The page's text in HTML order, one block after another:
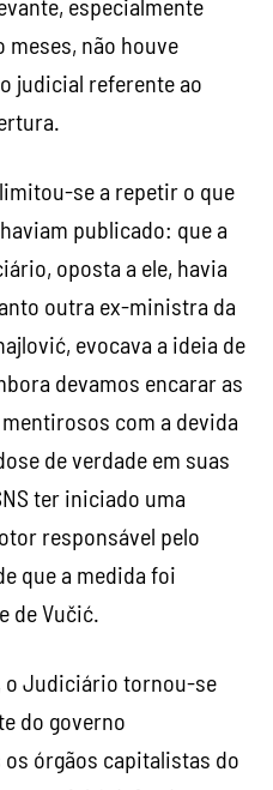
especialmente
não houve
judicial referente ao
se a repetir o que
publicado: que a
oposta a ele, havia
outra ex-ministra da
evocava a ideia de
devamos encarar as
com a devida
de verdade em suas
ter iniciado uma
responsável pelo
que a medida foi
de Vučić.
o Judiciário tornou-se
do governo
órgãos capitalistas do